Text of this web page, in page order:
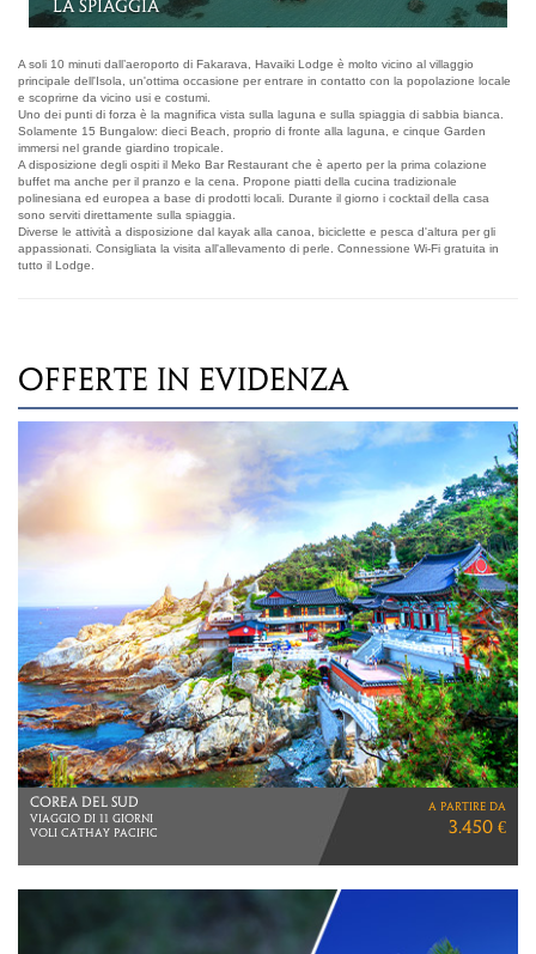
Garden Bungalow
A soli 10 minuti dall’aeroporto di Fakarava, Havaiki Lodge è molto vicino al villaggio
principale dell'Isola, un'ottima occasione per entrare in contatto con la popolazione locale
e scoprirne da vicino usi e costumi.
Uno dei punti di forza è la magnifica vista sulla laguna e sulla spiaggia di sabbia bianca.
Solamente 15 Bungalow: dieci Beach, proprio di fronte alla laguna, e cinque Garden
immersi nel grande giardino tropicale.
A disposizione degli ospiti il Meko Bar Restaurant che è aperto per la prima colazione
buffet ma anche per il pranzo e la cena. Propone piatti della cucina tradizionale
polinesiana ed europea a base di prodotti locali. Durante il giorno i cocktail della casa
sono serviti direttamente sulla spiaggia.
Diverse le attività a disposizione dal kayak alla canoa, biciclette e pesca d'altura per gli
appassionati. Consigliata la visita all'allevamento di perle. Connessione Wi-Fi gratuita in
tutto il Lodge.
OFFERTE IN EVIDENZA
SRI LANKA
VIAGGIO DI 10 GIORNI
Fino al 15 dicembre
a partire da
2.490 €